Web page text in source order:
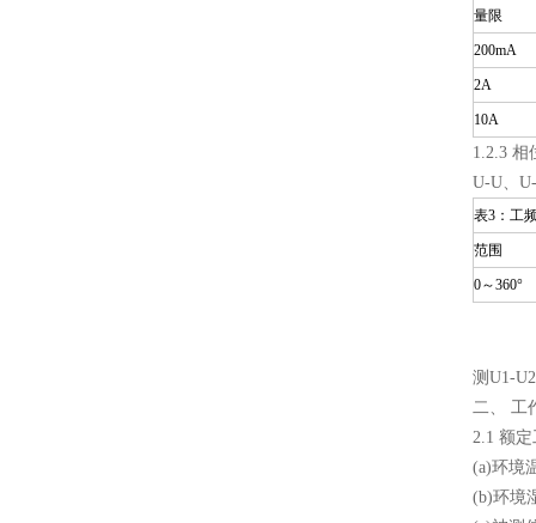
量限
200mA
2A
10A
1.2.3 相
U-U、
表3：工
范围
0～360°
测U1-
二、 工
2.1 额
(a)环境
(b)环境